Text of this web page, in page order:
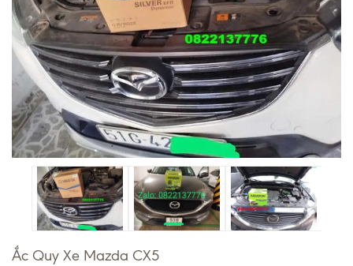
Ắc Quy Xe Mazda CX5